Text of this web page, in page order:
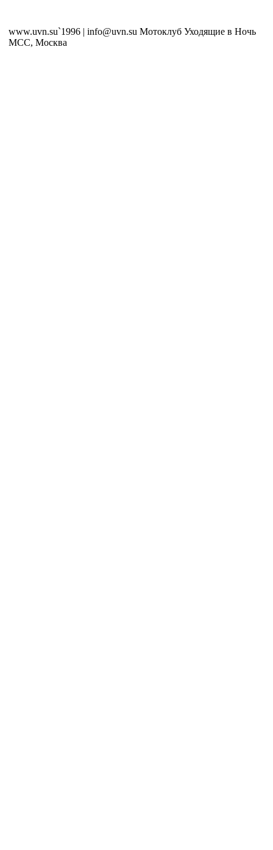
www.uvn.su`1996 | info@uvn.su Мотоклуб Уходящие в Ночь
MCC, Москва